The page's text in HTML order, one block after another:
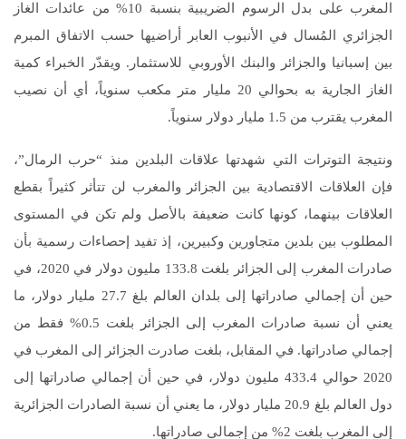
المغرب على بدل الرسوم الضريبية بنسبة 10% من عائدات الغاز
الجزائري المُسال في الأنبوب العابر أراضيها حسب الاتفاق المبرم
بين إسبانيا والجزائر والبنك الأوروبي للاستثمار. ويقدّر الخبراء كمية
الغاز الجارية به بحوالي 20 مليار متر مكعب سنوياً، أي أن نصيب
المغرب يقترب من 1.5 مليار دولار سنوياً.
ونتيجة التوترات التي شهدتها علاقات البلدين منذ “حرب الرمال”،
فإن العلاقات الاقتصادية بين الجزائر والمغرب لن تتأثر كثيراً بقطع
العلاقات بينهما، كونها كانت ضعيفة بالأصل ولم تكن في المستوى
المطلوب بين بلدين متجاورين وكبيرين، إذ تفيد إحصاءات رسمية بأن
صادرات المغرب إلى الجزائر بلغت 133.8 مليون دولار في 2020، في
حين أن إجمالي صادراتها إلى بلدان العالم بلغ 27.7 مليار دولار، ما
يعني أن نسبة صادرات المغرب إلى الجزائر بلغت 0.5% فقط من
إجمالي صادراتها. في المقابل، بلغت صادرت الجزائر إلى المغرب في
2020 حوالي 433.4 مليون دولار، في حين أن إجمالي صادراتها إلى
دول العالم بلغ 20.9 مليار دولار، ما يعني أن نسبة الصادرات الجزائرية
إلى المغرب بلغت 2% من إجمالي صادراتها.